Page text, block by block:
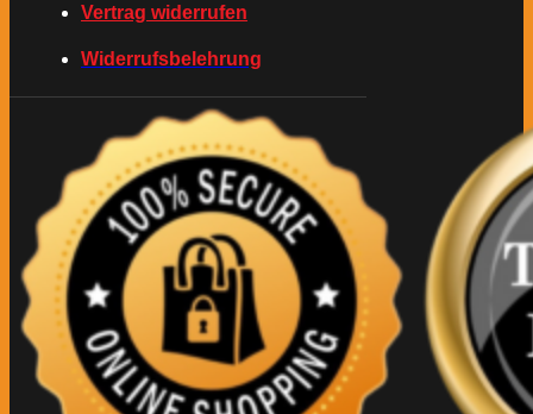
Vertrag widerrufen
Widerrufsbelehrung